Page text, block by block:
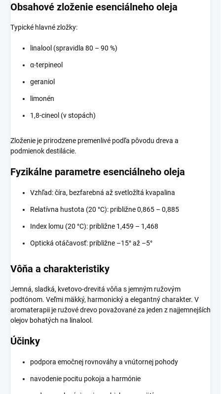
Obsahové zloženie esenciálneho oleja
Typické hlavné zložky:
linalool (spravidla 80 – 90 %)
α-terpineol
geraniol
limonén
1,8-cineol (v stopách)
Zloženie je prirodzene premenlivé podľa pôvodu dreva a
podmienok destilácie.
Fyzikálne parametre esenciálneho oleja
Vzhľad: číra, bezfarebná až svetložltá kvapalina
Relatívna hustota (20 °C): približne 0,865 – 0,885
Index lomu (20 °C): približne 1,459 – 1,468
Optická otáčavosť: približne –15° až –5°
Vôňa a charakteristiky
Jemná, sladká, kvetovo-drevitá vôňa s jemným ružovým
podtónom. Veľmi mäkký, harmonický a elegantný charakter. V
aromaterapii je ružové drevo považované za jeden z najjemnejších
olejov bohatých na linalool.
Účinky
podpora emočnej rovnováhy a vnútornej pohody
navodenie pocitu pokoja a harmónie